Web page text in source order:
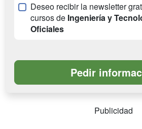
Deseo recibir la newsletter
cursos de Ingeniería y
Oficiales
Publicidad